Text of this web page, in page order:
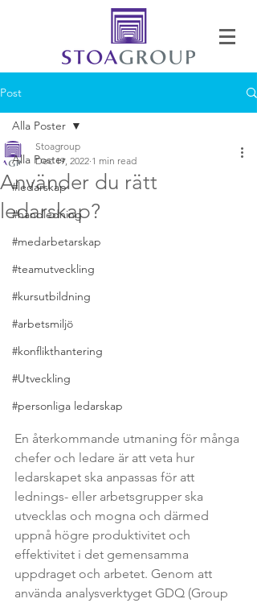
Post
Alla Poster
#ledarskap
#handledning
#medarbetarskap
#teamutveckling
#kursutbildning
#arbetsmiljö
#konflikthantering
#Utveckling
#personliga ledarskap
Alla Poster
Använder du rätt
ledarskap?
Stoagroup
Dec 19, 2022 1 min read
En återkommande utmaning för många
chefer och ledare är att veta hur
ledarskapet ska anpassas för att
lednings- eller arbetsgrupper ska
utvecklas och mogna och därmed
uppnå högre produktivitet och
effektivitet i det gemensamma
uppdraget och arbetet. Genom att
använda analysverktyget GDQ (Group